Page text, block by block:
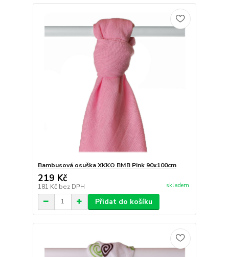
Bambusová osuška XKKO BMB Pink 90x100cm
219 Kč
181 Kč bez DPH skladem
Přidat do košíku